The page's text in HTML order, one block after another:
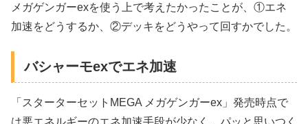
メガゲンガーexを使う上で考えたかったことが、①エネ
加速をどうするか、②デッキをどうやって回すかでした。
バシャーモexでエネ加速
「スターターセットMEGA メガゲンガーex」発売時点で